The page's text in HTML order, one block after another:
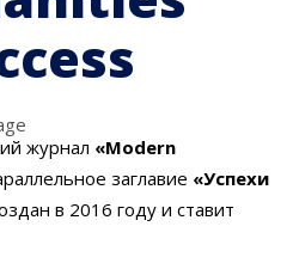
журнал «Modern
заглавие «Успехи
в 2016 году и ставит